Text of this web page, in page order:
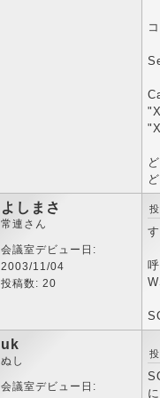
よしまさ
常連さん
会議室デビュー日:
2003/11/04
投稿数: 20
uk
ぬし
会議室デビュー日: